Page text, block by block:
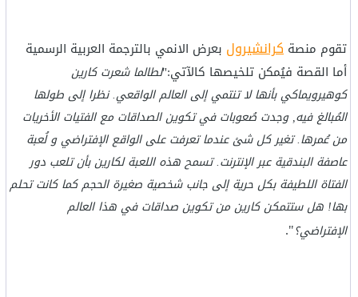
تقوم منصة كرانشيرول بعرض الانمي بالترجمة العربية الرسمية
أما القصة فيُمكن تلخيصها كالآتي:"لطالما شعرت كارين
كوهيرويماكي بأنها لا تنتمي إلى العالم الواقعي. نظرا إلى طولها
المُبالغ فيه, وجدت صُعوبات في تكوين الصداقات مع الفتيات الأخريات
من عُمرها. تغير كل شئ عندما تعرفت على الواقع الإفتراضي و لُعبة
عاصفة البندقية عبر الإنترنت. تسمح هذه اللعبة لكارين بأن تلعب دور
الفتاة اللطيفة بكل حرية إلى جانب شخصية صغيرة الحجم كما كانت تحلم
بها! هل ستتمكن كارين من تكوين صداقات في هذا العالم
الإفتراضي؟".